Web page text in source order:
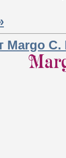
Margo С.